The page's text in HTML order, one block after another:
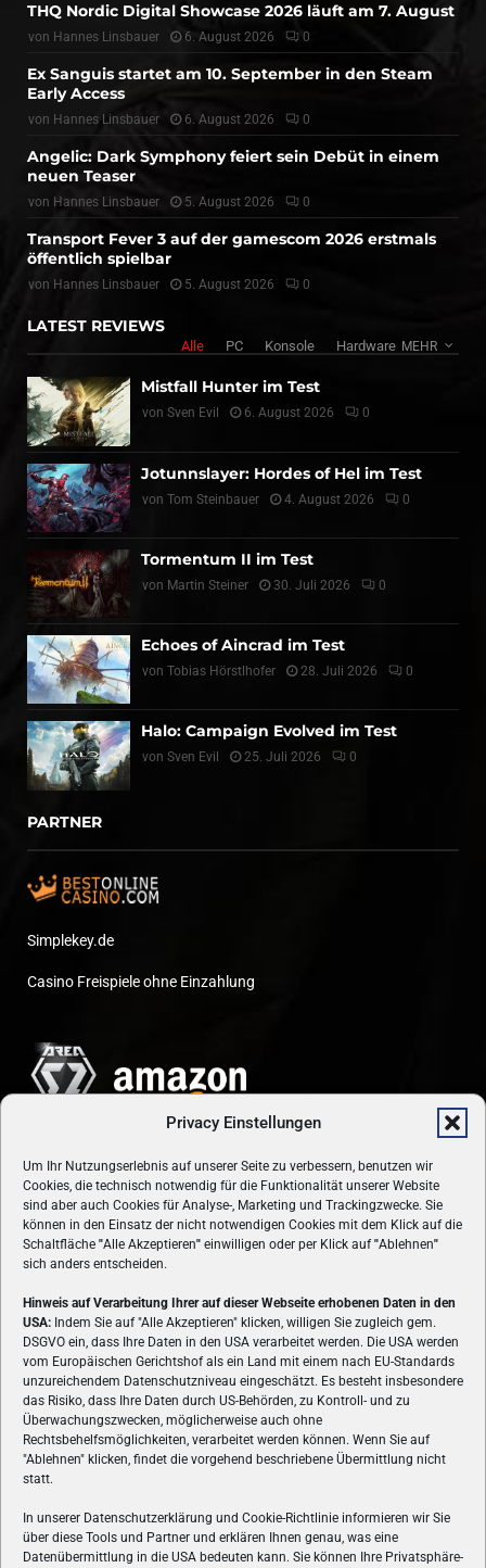
Privacy Einstellungen
Um Ihr Nutzungserlebnis auf unserer Seite zu verbessern, benutzen wir
Cookies, die technisch notwendig für die Funktionalität unserer Website
sind aber auch Cookies für Analyse-, Marketing und Trackingzwecke. Sie
können in den Einsatz der nicht notwendigen Cookies mit dem Klick auf die
Schaltfläche "Alle Akzeptieren" einwilligen oder per Klick auf"Ablehnen"
sich anders entscheiden.
Hinweis auf Verarbeitung Ihrer auf dieser Webseite erhobenen Daten in den
USA: Indem Sie auf "Alle Akzeptieren" klicken, willigen Sie zugleich gem.
DSGVO ein, dass Ihre Daten in den USA verarbeitet werden. Die USA werden
vom Europäischen Gerichtshof als ein Land mit einem nach EU-Standards
unzureichendem Datenschutzniveau eingeschätzt. Es besteht insbesondere
das Risiko, dass Ihre Daten durch US-Behörden, zu Kontroll- und zu
Überwachungszwecken, möglicherweise auch ohne
Rechtsbehelfsmöglichkeiten, verarbeitet werden können. Wenn Sie auf
"Ablehnen" klicken, findet die vorgehend beschriebene Übermittlung nicht
statt.
In unserer Datenschutzerklärung und Cookie-Richtlinie informieren wir Sie
über diese Tools und Partner und erklären Ihnen genau, was eine
Datenübermittlung in die USA bedeuten kann. Sie können Ihre Privatsphäre-
THQ Nordic Digital Showcase 2026 läuft am 7. August
von Hannes Linsbauer 6. August 2026 0
Ex Sanguis startet am 10. September in den Steam
Early Access
von Hannes Linsbauer 6. August 2026 0
Angelic: Dark Symphony feiert sein Debüt in einem
neuen Teaser
von Hannes Linsbauer 5. August 2026 0
Transport Fever 3 auf der gamescom 2026 erstmals
öffentlich spielbar
von Hannes Linsbauer 5. August 2026 0
LATEST REVIEWS
Alle PC Konsole Hardware MEHR
Mistfall Hunter im Test
von Sven Evil 6. August 2026 0
Jotunnslayer: Hordes of Hel im Test
von Tom Steinbauer 4. August 2026 0
Tormentum II im Test
von Martin Steiner 30. Juli 2026 0
Echoes of Aincrad im Test
von Tobias Hörstlhofer 28. Juli 2026 0
Halo: Campaign Evolved im Test
von Sven Evil 25. Juli 2026 0
PARTNER
Simplekey.de
Casino Freispiele ohne Einzahlung
ÜBER UNS
VON GAMERN, FÜR GAMER! Gamers.at ist das älteste Online-
Spielemagazin Österreichs und bringt täglich aktuelle News,
Reviews und Videos zu PC- und Konsolenspielen, Gaming-
Hardware und aus der Welt des e-Sport's.
FOLGE UNS